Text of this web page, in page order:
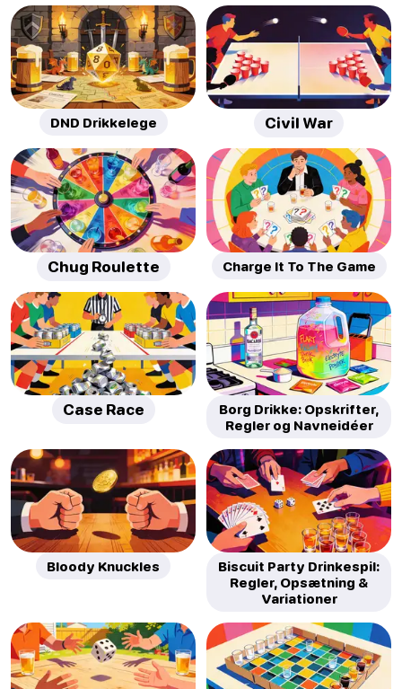
DND Drikkelege Civil War
Chug Roulette Charge It To The Game
Case Race
Borg Drikke: Opskrifter,
Regler og Navneidéer
Bloody Knuckles
Biscuit Party Drinkespil:
Regler, Opsætning &
Variationer